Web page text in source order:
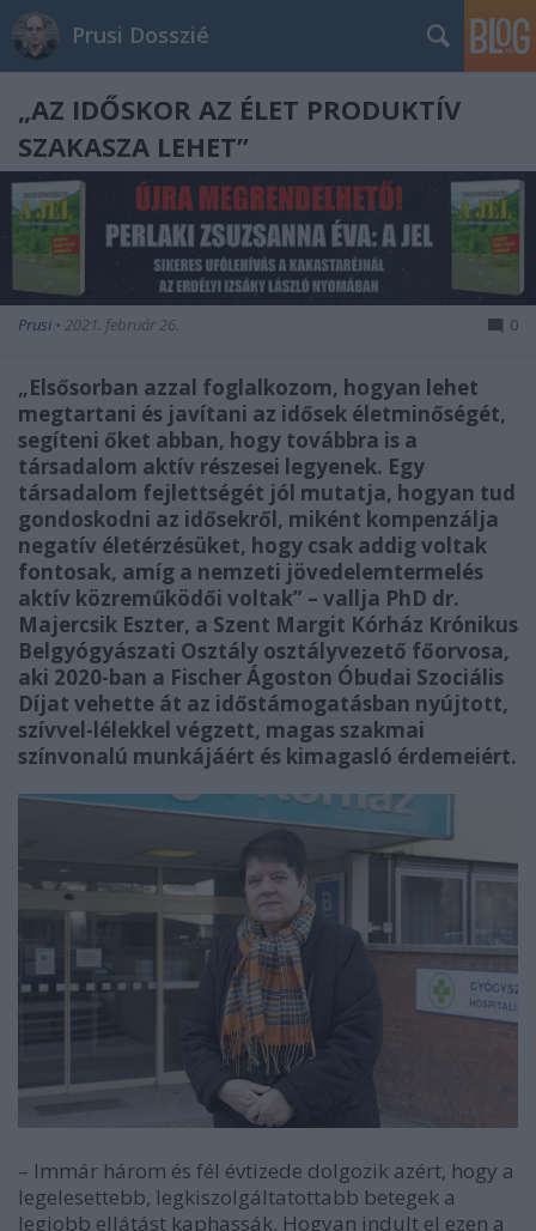
Prusi Dosszié
„AZ IDŐSKOR AZ ÉLET PRODUKTÍV
SZAKASZA LEHET”
Prusi • 2021. február 26. 0
„Elsősorban azzal foglalkozom, hogyan lehet
megtartani és javítani az idősek életminőségét,
segíteni őket abban, hogy továbbra is a
társadalom aktív részesei legyenek. Egy
társadalom fejlettségét jól mutatja, hogyan tud
gondoskodni az idősekről, miként kompenzálja
negatív életérzésüket, hogy csak addig voltak
fontosak, amíg a nemzeti jövedelemtermelés
aktív közreműködői voltak” – vallja PhD dr.
Majercsik Eszter, a Szent Margit Kórház Krónikus
Belgyógyászati Osztály osztályvezető főorvosa,
aki 2020-ban a Fischer Ágoston Óbudai Szociális
Díjat vehette át az időstámogatásban nyújtott,
szívvel-lélekkel végzett, magas szakmai
színvonalú munkájáért és kimagasló érdemeiért.
– Immár három és fél évtizede dolgozik azért, hogy a
legelesettebb, legkiszolgáltatottabb betegek a
legjobb ellátást kaphassák. Hogyan indult el ezen a